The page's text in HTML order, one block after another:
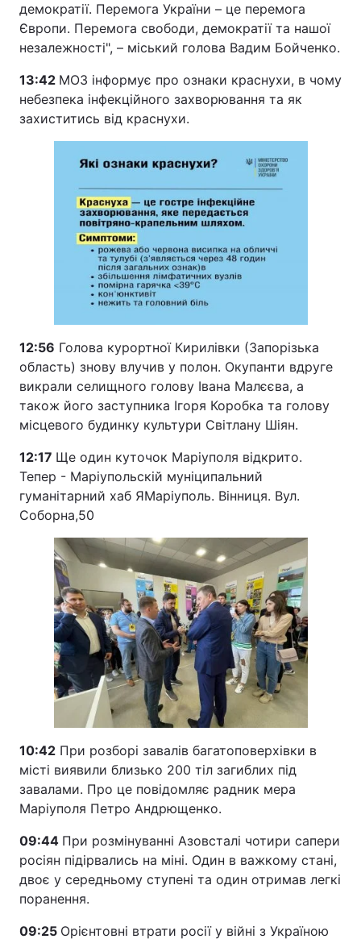
демократії. Перемога України – це перемога
Європи. Перемога свободи, демократії та нашої
незалежності", – міський голова Вадим Бойченко.
13:42 МОЗ інформує про ознаки краснухи, в чому
небезпека інфекційного захворювання та як
захиститись від краснухи.
12:56 Голова курортної Кирилівки (Запорізька
область) знову влучив у полон. Окупанти вдруге
викрали селищного голову Івана Малєєва, а
також його заступника Ігоря Коробка та голову
місцевого будинку культури Світлану Шіян.
12:17 Ще один куточок Маріуполя відкрито.
Тепер - Маріупольскій муніципальний
гуманітарний хаб ЯМаріуполь. Вінниця. Вул.
Соборна,50
10:42 При розборі завалів багатоповерхівки в
місті виявили близько 200 тіл загиблих під
завалами. Про це повідомляє радник мера
Маріуполя Петро Андрющенко.
09:44 При розмінуванні Азовсталі чотири сапери
росіян підірвались на міні. Один в важкому стані,
двоє у середньому ступені та один отримав легкі
поранення.
09:25 Орієнтовні втрати росії у війні з Україною